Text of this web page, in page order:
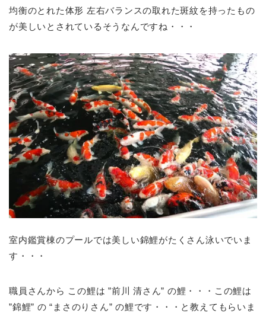
均衡のとれた体形 左右バランスの取れた斑紋を持ったもの
が美しいとされているそうなんですね・・・
室内鑑賞棟のプールでは美しい錦鯉がたくさん泳いでいま
す・・・
職員さんから この鯉は ”前川 清さん” の鯉・・・この鯉は
”錦鯉” の “まさのりさん” の鯉です・・・と教えてもらいま